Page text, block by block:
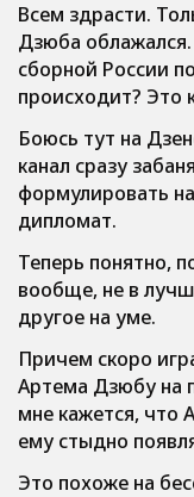
Всем здрасти.
Дзюба
сборной России
происходит? Это
Боюсь тут на
канал сразу
формулировать
дипломат.
Теперь понятно,
вообще, не в
другое на уме.
Причем скоро
Артема Дзюбу на
мне кажется, что
ему стыдно
Это похоже на